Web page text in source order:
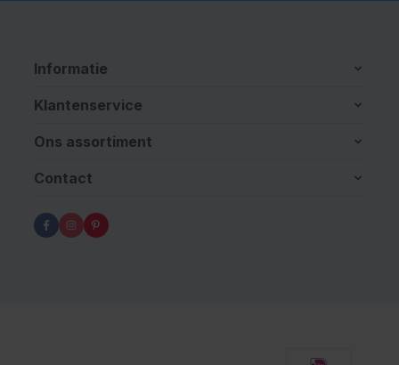
Informatie
Klantenservice
Ons assortiment
Contact